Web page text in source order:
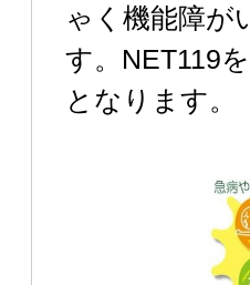
ゃく機能障が
す。NET119
となります。